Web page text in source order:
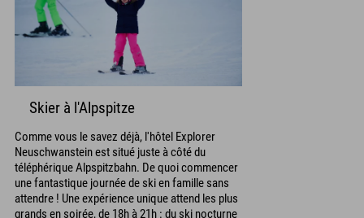
Skier à l'Alpspitze
Comme vous le savez déjà, l'hôtel Explorer
Neuschwanstein est situé juste à côté du
téléphérique Alpspitzbahn. De quoi commencer
une fantastique journée de ski en famille sans
attendre ! Une expérience unique attend les plus
grands en soirée, de 18h à 21h : du ski nocturne